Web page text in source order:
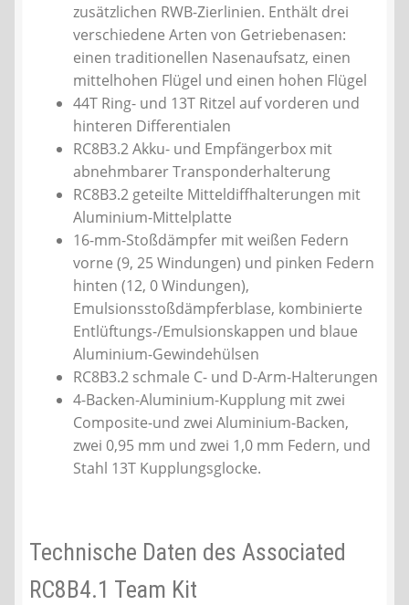
zusätzlichen RWB-Zierlinien. Enthält drei
verschiedene Arten von Getriebenasen:
einen traditionellen Nasenaufsatz, einen
mittelhohen Flügel und einen hohen Flügel
44T Ring- und 13T Ritzel auf vorderen und
hinteren Differentialen
RC8B3.2 Akku- und Empfängerbox mit
abnehmbarer Transponderhalterung
RC8B3.2 geteilte Mitteldiffhalterungen mit
Aluminium-Mittelplatte
16-mm-Stoßdämpfer mit weißen Federn
vorne (9, 25 Windungen) und pinken Federn
hinten (12, 0 Windungen),
Emulsionsstoßdämpferblase, kombinierte
Entlüftungs-/Emulsionskappen und blaue
Aluminium-Gewindehülsen
RC8B3.2 schmale C- und D-Arm-Halterungen
4-Backen-Aluminium-Kupplung mit zwei
Composite-und zwei Aluminium-Backen,
zwei 0,95 mm und zwei 1,0 mm Federn, und
Stahl 13T Kupplungsglocke.
Technische Daten des Associated
RC8B4.1 Team Kit